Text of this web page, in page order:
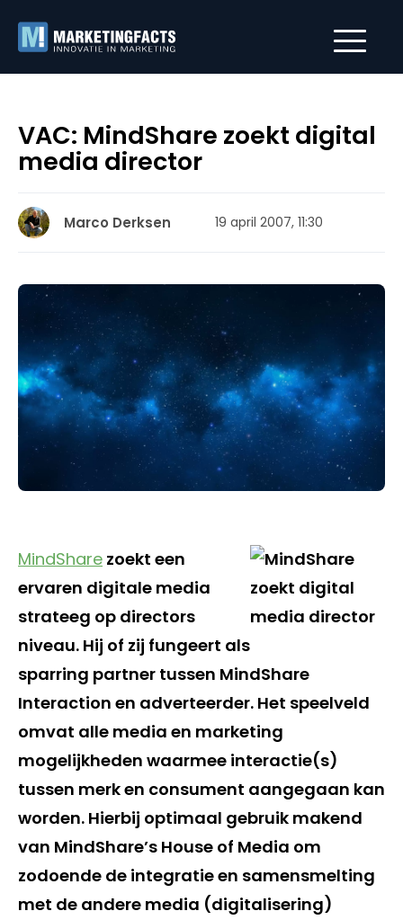
VAC: MindShare zoekt digital
media director
Marco Derksen 19 april 2007, 11:30
MindShare zoekt een
ervaren digitale media
strateeg op directors
niveau. Hij of zij fungeert als
sparring partner tussen MindShare
Interaction en adverteerder. Het speelveld
omvat alle media en marketing
mogelijkheden waarmee interactie(s)
tussen merk en consument aangegaan kan
worden. Hierbij optimaal gebruik makend
van MindShare’s House of Media om
zodoende de integratie en samensmelting
met de andere media (digitalisering)